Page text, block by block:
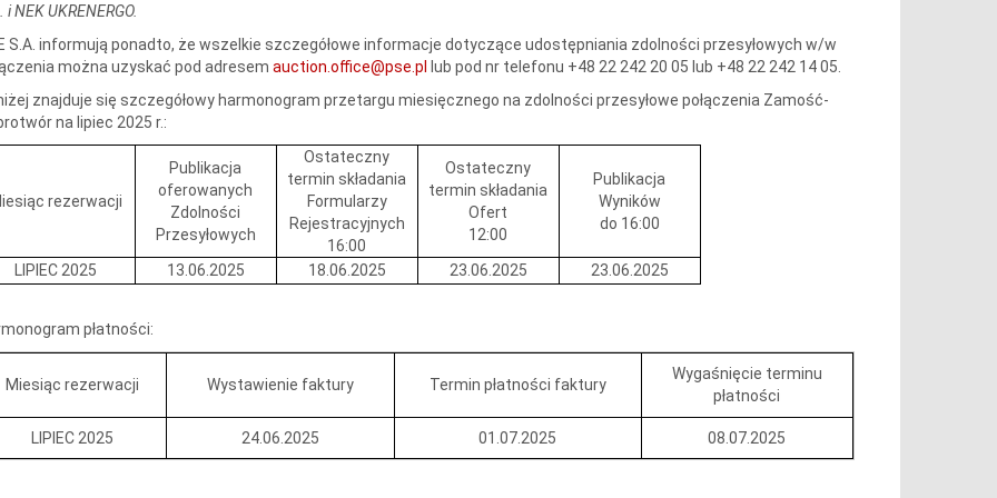
i NEK UKRENERGO.
S.A. informują ponadto, że wszelkie szczegółowe informacje dotyczące udostępniania zdolności przesyłowych w/w
można uzyskać pod adresem auction.office@pse.pl
lub pod nr telefonu +48 22 242 20 05 lub +48 22 242 14 05.
znajduje się szczegółowy harmonogram przetargu miesięcznego na zdolności przesyłowe połączenia Zamość-
na lipiec 2025 r.:
rezerwacji
Publikacja
oferowanych
Zdolności
Przesyłowych
Ostateczny
termin składania
Formularzy
Rejestracyjnych
16:00
Ostateczny
termin składania
Ofert
12:00
Publikacja
Wyników
do 16:00
LIPIEC 2025 13.06.2025 18.06.2025 23.06.2025 23.06.2025
płatności:
Miesiąc rezerwacji Wystawienie faktury Termin płatności faktury
Wygaśnięcie terminu
płatności
LIPIEC 2025 24.06.2025 01.07.2025 08.07.2025